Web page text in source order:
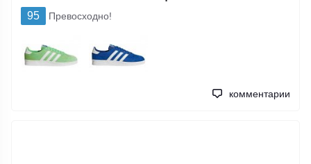
95 Превосходно!
комментарии